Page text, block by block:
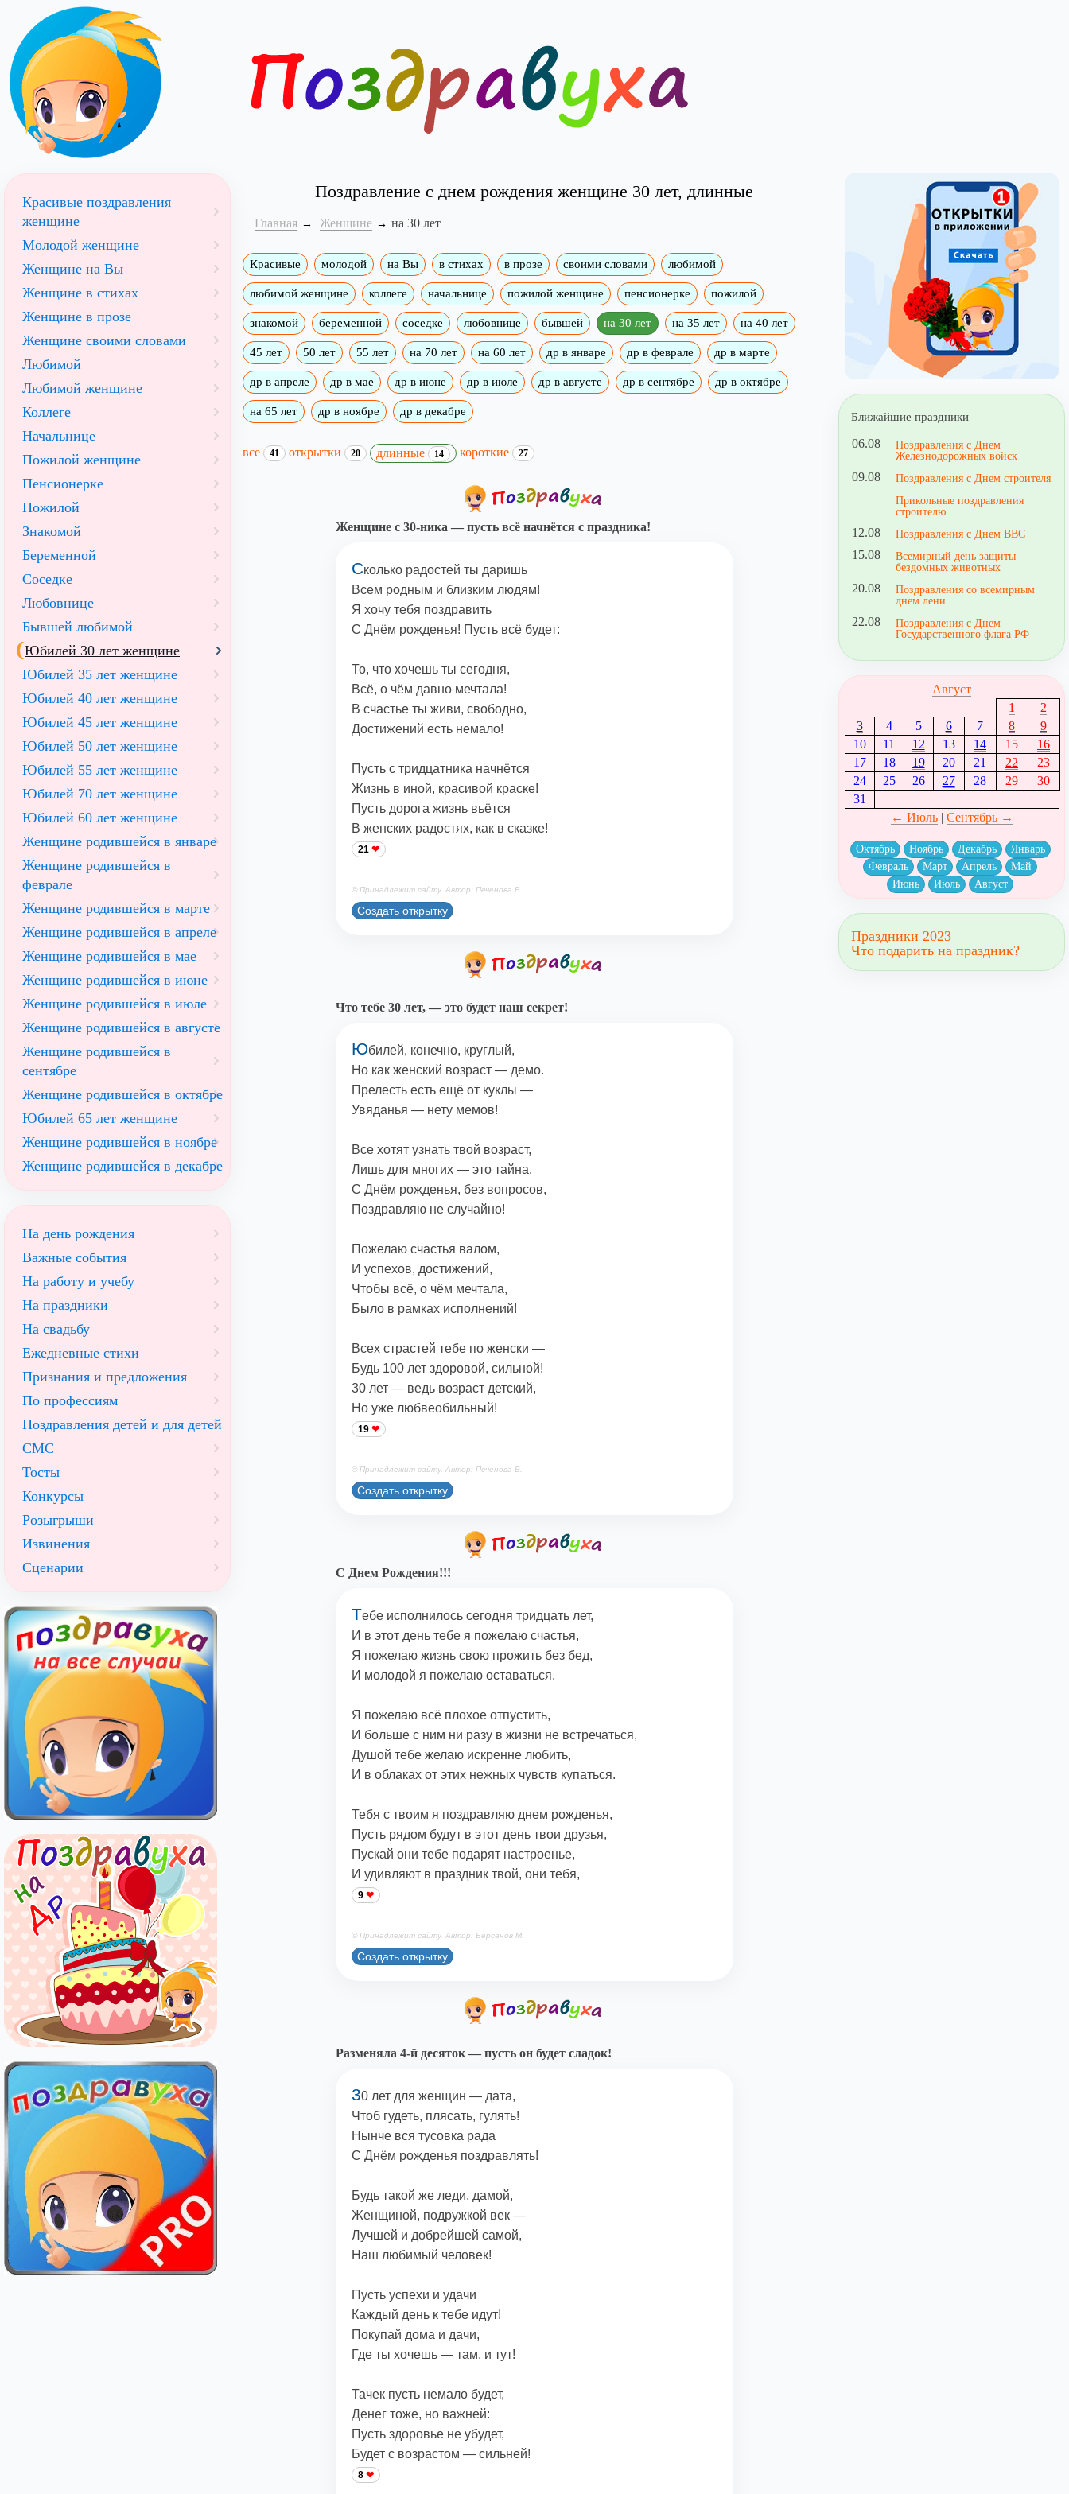
Поздравление с днем рождения женщине 30 лет, длинные
Главная Женщине на 30 лет
Красивые молодой на Вы в стихах в прозе своими словами любимой
любимой женщине коллеге начальнице пожилой женщине пенсионерке пожилой
знакомой беременной соседке любовнице бывшей на 30 лет на 35 лет на 40 лет
45 лет 50 лет 55 лет на 70 лет на 60 лет др в январе др в феврале др в марте
др в апреле др в мае др в июне др в июле др в августе др в сентябре др в октябре
на 65 лет др в ноябре др в декабре
все 41 открытки 20 длинные 14 короткие 27
Женщине с 30-ника — пусть всё начнётся с праздника!
Сколько радостей ты даришь
Всем родным и близким людям!
Я хочу тебя поздравить
С Днём рожденья! Пусть всё будет:
То, что хочешь ты сегодня,
Всё, о чём давно мечтала!
В счастье ты живи, свободно,
Достижений есть немало!
Пусть с тридцатника начнётся
Жизнь в иной, красивой краске!
Пусть дорога жизнь вьётся
В женских радостях, как в сказке!
21
© Принадлежит сайту. Автор: Печенова В.
Создать открытку
Что тебе 30 лет, — это будет наш секрет!
Юбилей, конечно, круглый,
Но как женский возраст — демо.
Прелесть есть ещё от куклы —
Увяданья — нету мемов!
Все хотят узнать твой возраст,
Лишь для многих — это тайна.
С Днём рожденья, без вопросов,
Поздравляю не случайно!
Пожелаю счастья валом,
И успехов, достижений,
Чтобы всё, о чём мечтала,
Было в рамках исполнений!
Всех страстей тебе по женски —
Будь 100 лет здоровой, сильной!
30 лет — ведь возраст детский,
Но уже любвеобильный!
19
© Принадлежит сайту. Автор: Печенова В.
Создать открытку
С Днем Рождения!!!
Тебе исполнилось сегодня тридцать лет,
И в этот день тебе я пожелаю счастья,
Я пожелаю жизнь свою прожить без бед,
И молодой я пожелаю оставаться.
Я пожелаю всё плохое отпустить,
И больше с ним ни разу в жизни не встречаться,
Душой тебе желаю искренне любить,
И в облаках от этих нежных чувств купаться.
Тебя с твоим я поздравляю днем рожденья,
Пусть рядом будут в этот день твои друзья,
Пускай они тебе подарят настроенье,
И удивляют в праздник твой, они тебя,
9
© Принадлежит сайту. Автор: Берсанов М.
Создать открытку
Разменяла 4-й десяток — пусть он будет сладок!
30 лет для женщин — дата,
Чтоб гудеть, плясать, гулять!
Нынче вся тусовка рада
С Днём рожденья поздравлять!
Будь такой же леди, дамой,
Женщиной, подружкой век —
Лучшей и добрейшей самой,
Наш любимый человек!
Пусть успехи и удачи
Каждый день к тебе идут!
Покупай дома и дачи,
Где ты хочешь — там, и тут!
Тачек пусть немало будет,
Денег тоже, но важней:
Пусть здоровье не убудет,
Будет с возрастом — сильней!
8
Красивые поздравления
женщине
Молодой женщине
Женщине на Вы
Женщине в стихах
Женщине в прозе
Женщине своими словами
Любимой
Любимой женщине
Коллеге
Начальнице
Пожилой женщине
Пенсионерке
Пожилой
Знакомой
Беременной
Соседке
Любовнице
Бывшей любимой
Юбилей 30 лет женщине
Юбилей 35 лет женщине
Юбилей 40 лет женщине
Юбилей 45 лет женщине
Юбилей 50 лет женщине
Юбилей 55 лет женщине
Юбилей 70 лет женщине
Юбилей 60 лет женщине
Женщине родившейся в январе
Женщине родившейся в
феврале
Женщине родившейся в марте
Женщине родившейся в апреле
Женщине родившейся в мае
Женщине родившейся в июне
Женщине родившейся в июле
Женщине родившейся в августе
Женщине родившейся в
сентябре
Женщине родившейся в октябре
Юбилей 65 лет женщине
Женщине родившейся в ноябре
Женщине родившейся в декабре
На день рождения
Важные события
На работу и учебу
На праздники
На свадьбу
Ежедневные стихи
Признания и предложения
По профессиям
Поздравления детей и для детей
СМС
Тосты
Конкурсы
Розыгрыши
Извинения
Сценарии
Ближайшие праздники
06.08
Поздравления с Днем
Железнодорожных войск
09.08
Поздравления с Днем строителя
Прикольные поздравления
строителю
12.08 Поздравления с Днем ВВС
15.08
Всемирный день защиты
бездомных животных
20.08
Поздравления со всемирным
днем лени
22.08
Поздравления с Днем
Государственного флага РФ
Август
1
2
3
4 5 6 7 8
9
10
11 12 13 14 15
16
17
18 19 20 21 22
23
24
25 26 27 28 29
30
31
← Июль| Сентябрь →
Октябрь Ноябрь Декабрь
Январь
Февраль
Март Апрель
Май
Июнь
Июль Август
Праздники 2023
Что подарить на праздник?